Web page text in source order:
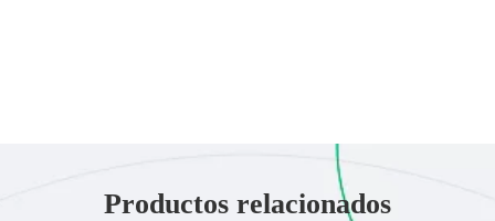
Productos relacionados